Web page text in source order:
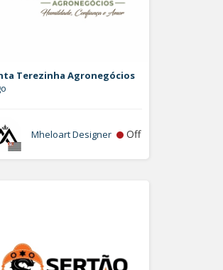
Terezinha Agronegócios
Mheloart Designer Off